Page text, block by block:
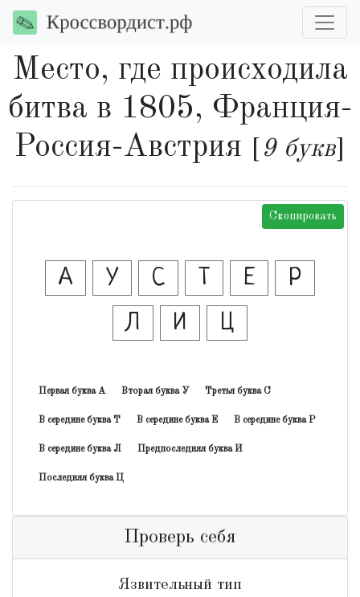
Место, где происходила
битва в 1805, Франция-
Россия-Австрия
9 букв]
Скопировать
А У С Т Е
Р
Л
И Ц
Первая буква А Вторая буква У Третья буква С
В середине буква Т В середине буква Е В середине буква Р
В середине буква Л Предпоследняя буква И
Последняя буква Ц
Проверь себя
Язвительный тип